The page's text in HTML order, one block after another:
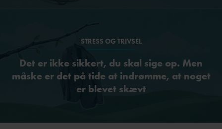
STRESS OG TRIVSEL
Det er ikke sikkert, du skal sige op. Men
måske er det på tide at indrømme, at noget
er blevet skævt